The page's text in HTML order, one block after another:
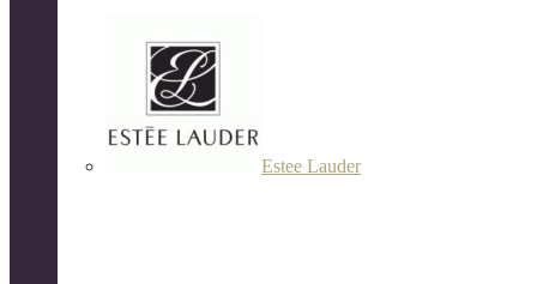
Estee Lauder